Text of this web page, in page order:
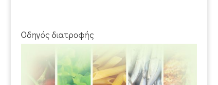
Οδηγός διατροφής